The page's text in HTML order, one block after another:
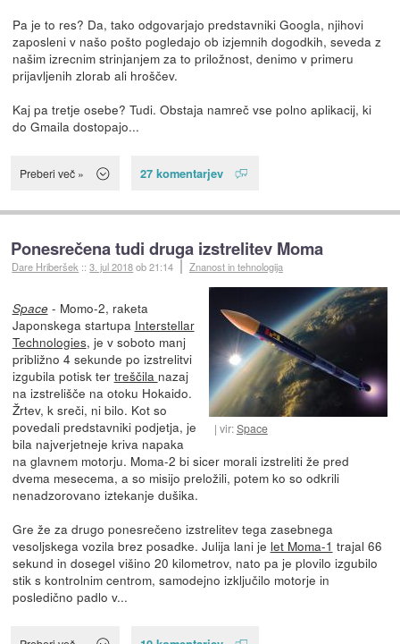
Pa je to res? Da, tako odgovarjajo predstavniki Googla, njihovi
zaposleni v našo pošto pogledajo ob izjemnih dogodkih, seveda z
našim izrecnim strinjanjem za to priložnost, denimo v primeru
prijavljenih zlorab ali hroščev.
Kaj pa tretje osebe? Tudi. Obstaja namreč vse polno aplikacij, ki
do Gmaila dostopajo...
Preberi več » 27 komentarjev
Ponesrečena tudi druga izstrelitev Moma
Dare Hriberšek ::3. jul 2018ob 21:14 Znanost in tehnologija
vir:Space
Space- Momo-2, raketa
Japonskega startupa Interstellar
Technologies, je v soboto manj
približno 4 sekunde po izstrelitvi
izgubila potisk ter treščila nazaj
na izstrelišče na otoku Hokaido.
Žrtev, k sreči, ni bilo. Kot so
povedali predstavniki podjetja, je
bila najverjetneje kriva napaka
na glavnem motorju. Moma-2 bi sicer morali izstreliti že pred
dvema mesecema, a so misijo preložili, potem ko so odkrili
nenadzorovano iztekanje dušika.
Gre že za drugo ponesrečeno izstrelitev tega zasebnega
vesoljskega vozila brez posadke. Julija lani je let Moma-1 trajal 66
sekund in dosegel višino 20 kilometrov, nato pa je plovilo izgubilo
stik s kontrolnim centrom, samodejno izključilo motorje in
posledično padlo v...